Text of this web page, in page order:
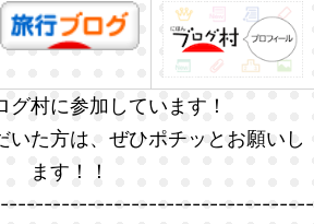
グ村に参加しています！
いた方は、ぜひポチッとお願いし
ます！！